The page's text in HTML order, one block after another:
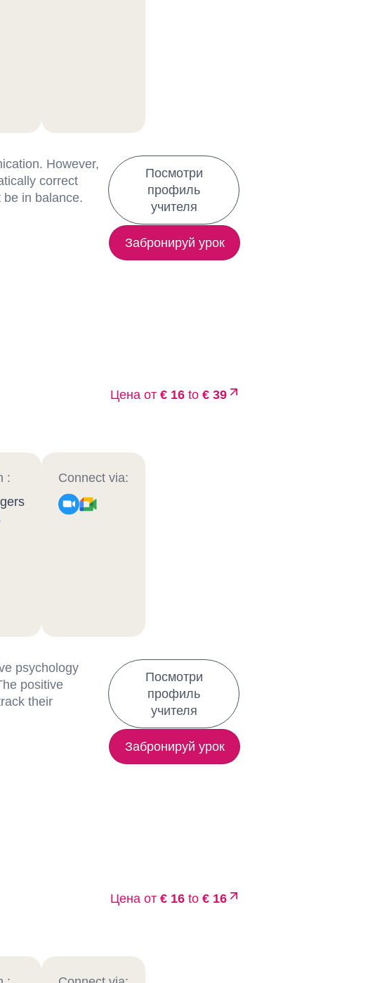
However,
correct
in balance.
Посмотри
профиль
учителя
Забронируй урок
Цена от € 16 to € 39
:
Connect via:
psychology
positive
their
Посмотри
профиль
учителя
Забронируй урок
Цена от € 16 to € 16